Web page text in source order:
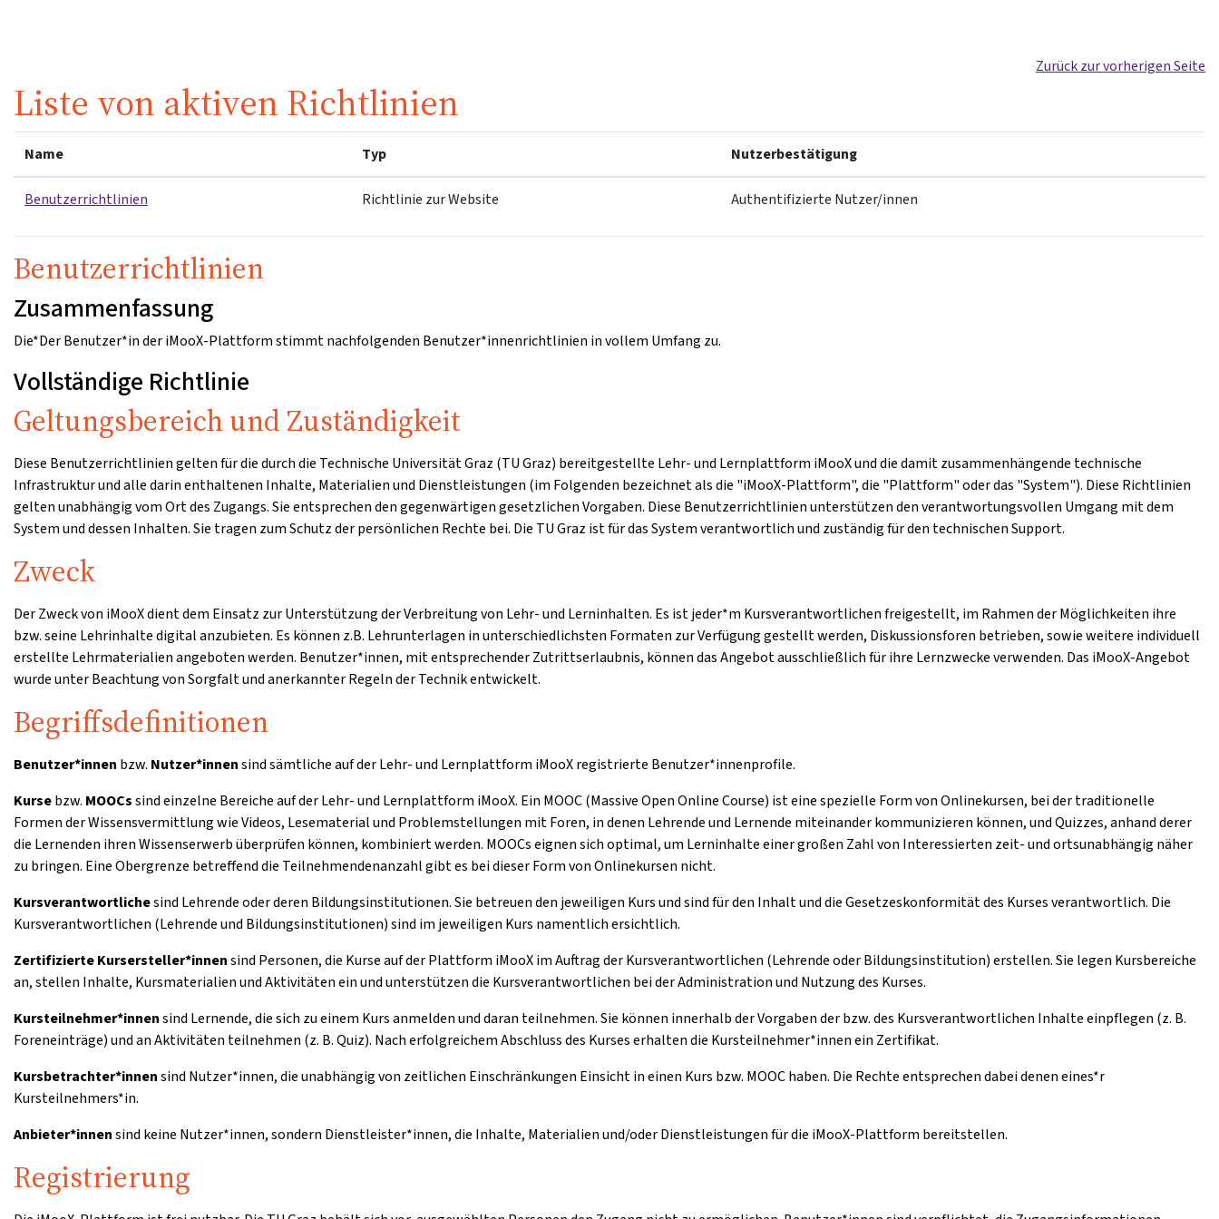
Zurück zur vorherigen Seite
Liste von aktiven Richtlinien
Name Typ Nutzerbestätigung
Benutzerrichtlinien Richtlinie zur Website Authentifizierte Nutzer/innen
Benutzerrichtlinien
Zusammenfassung
Die*Der Benutzer*in der iMooX-Plattform stimmt nachfolgenden Benutzer*innenrichtlinien in vollem Umfang zu.
Vollständige Richtlinie
Geltungsbereich und Zuständigkeit
Diese Benutzerrichtlinien gelten für die durch die Technische Universität Graz (TU Graz) bereitgestellte Lehr- und Lernplattform iMooX und die damit zusammenhängende technische
Infrastruktur und alle darin enthaltenen Inhalte, Materialien und Dienstleistungen (im Folgenden bezeichnet als die "iMooX-Plattform", die "Plattform" oder das "System"). Diese Richtlinien
gelten unabhängig vom Ort des Zugangs. Sie entsprechen den gegenwärtigen gesetzlichen Vorgaben. Diese Benutzerrichtlinien unterstützen den verantwortungsvollen Umgang mit dem
System und dessen Inhalten. Sie tragen zum Schutz der persönlichen Rechte bei. Die TU Graz ist für das System verantwortlich und zuständig für den technischen Support.
Zweck
Der Zweck von iMooX dient dem Einsatz zur Unterstützung der Verbreitung von Lehr- und Lerninhalten. Es ist jeder*m Kursverantwortlichen freigestellt, im Rahmen der Möglichkeiten ihre
bzw. seine Lehrinhalte digital anzubieten. Es können z.B. Lehrunterlagen in unterschiedlichsten Formaten zur Verfügung gestellt werden, Diskussionsforen betrieben, sowie weitere individuell
erstellte Lehrmaterialien angeboten werden. Benutzer*innen, mit entsprechender Zutrittserlaubnis, können das Angebot ausschließlich für ihre Lernzwecke verwenden. Das iMooX-Angebot
wurde unter Beachtung von Sorgfalt und anerkannter Regeln der Technik entwickelt.
Begriffsdefinitionen
Benutzer*innen bzw. Nutzer*innensind sämtliche auf der Lehr- und Lernplattform iMooX registrierte Benutzer*innenprofile.
Kursebzw. MOOCssind einzelne Bereiche auf der Lehr- und Lernplattform iMooX. Ein MOOC (Massive Open Online Course) ist eine spezielle Form von Onlinekursen, bei der traditionelle
Formen der Wissensvermittlung wie Videos, Lesematerial und Problemstellungen mit Foren, in denen Lehrende und Lernende miteinander kommunizieren können, und Quizzes, anhand derer
die Lernenden ihren Wissenserwerb überprüfen können, kombiniert werden. MOOCs eignen sich optimal, um Lerninhalte einer großen Zahl von Interessierten zeit- und ortsunabhängig näher
zu bringen. Eine Obergrenze betreffend die Teilnehmendenanzahl gibt es bei dieser Form von Onlinekursen nicht.
Kursverantwortlichesind Lehrende oder deren Bildungsinstitutionen. Sie betreuen den jeweiligen Kurs und sind für den Inhalt und die Gesetzeskonformität des Kurses verantwortlich. Die
Kursverantwortlichen (Lehrende und Bildungsinstitutionen) sind im jeweiligen Kurs namentlich ersichtlich.
Zertifizierte Kursersteller*innensind Personen, die Kurse auf der Plattform iMooX im Auftrag der Kursverantwortlichen (Lehrende oder Bildungsinstitution) erstellen. Sie legen Kursbereiche
an, stellen Inhalte, Kursmaterialien und Aktivitäten ein und unterstützen die Kursverantwortlichen bei der Administration und Nutzung des Kurses.
Kursteilnehmer*innensind Lernende, die sich zu einem Kurs anmelden und daran teilnehmen. Sie können innerhalb der Vorgaben der bzw. des Kursverantwortlichen Inhalte einpflegen (z. B.
Foreneinträge) und an Aktivitäten teilnehmen (z. B. Quiz). Nach erfolgreichem Abschluss des Kurses erhalten die Kursteilnehmer*innen ein Zertifikat.
Kursbetrachter*innensind Nutzer*innen, die unabhängig von zeitlichen Einschränkungen Einsicht in einen Kurs bzw. MOOC haben. Die Rechte entsprechen dabei denen eines*r
Kursteilnehmers*in.
Anbieter*innensind keine Nutzer*innen, sondern Dienstleister*innen, die Inhalte, Materialien und/oder Dienstleistungen für die iMooX-Plattform bereitstellen.
Registrierung